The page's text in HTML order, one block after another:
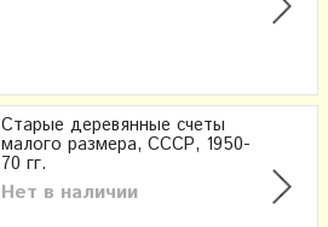
Старые деревянные счеты
малого размера, СССР, 1950-
70 гг.
Нет в наличии